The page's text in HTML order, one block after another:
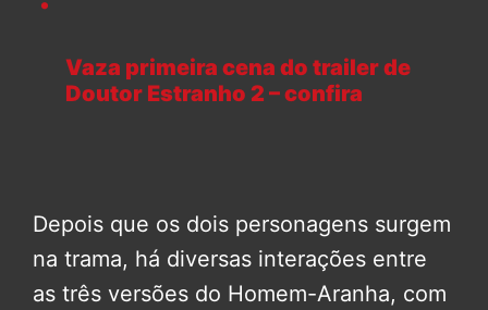
Vaza primeira cena do trailer de
Doutor Estranho 2 – confira
Depois que os dois personagens surgem
na trama, há diversas interações entre
as três versões do Homem-Aranha, com